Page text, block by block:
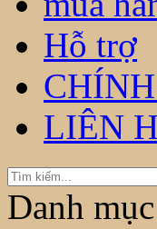
Hỗ trợ
LIÊN
Danh mục